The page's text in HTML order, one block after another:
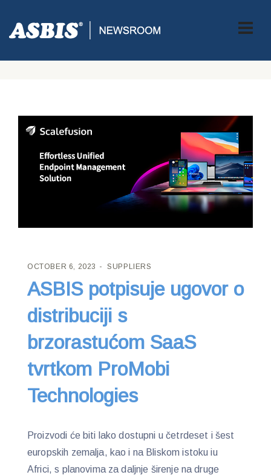
ASBIS CROATIA> SUPPLIERS> ASBIS POTPISUJE UGOVOR O
DISTRIBUCIJI S BRZORASTUĆOM SAAS TVRTKOM PROMOBI
OCTOBER 6, 2023 SUPPLIERS
ASBIS potpisuje ugovor o
distribuciji s
brzorastućom SaaS
tvrtkom ProMobi
Technologies
Proizvodi će biti lako dostupni u četrdeset i šest
europskih zemalja, kao i na Bliskom istoku iu
Africi, s planovima za daljnje širenje na druge